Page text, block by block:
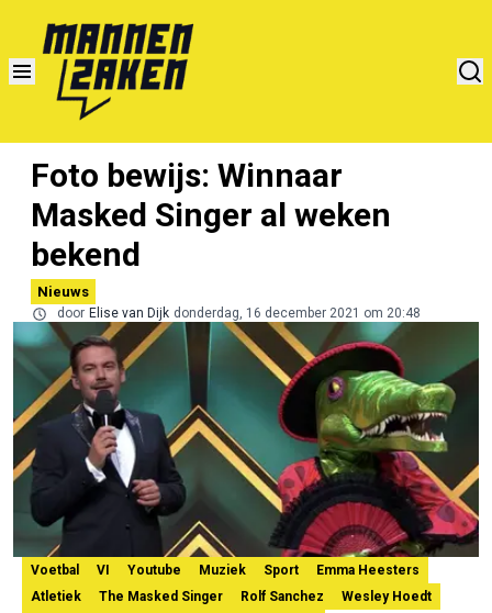
Foto bewijs: Winnaar
Masked Singer al weken
bekend
Nieuws
door Elise van Dijk donderdag, 16 december 2021 om 20:48
Voetbal VI Youtube Muziek Sport
Emma Heesters
Atletiek
The Masked Singer Rolf Sanchez
Wesley Hoedt